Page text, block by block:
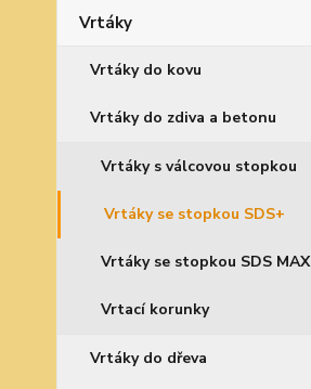
Vrtáky
Vrtáky do kovu
Vrtáky do zdiva a betonu
Vrtáky s válcovou stopkou
Vrtáky se stopkou SDS+
Vrtáky se stopkou SDS MAX
Vrtací korunky
Vrtáky do dřeva